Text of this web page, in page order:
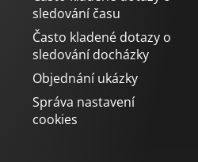
sledování času
Často kladené dotazy o
sledování docházky
Objednání ukázky
Správa nastavení
cookies